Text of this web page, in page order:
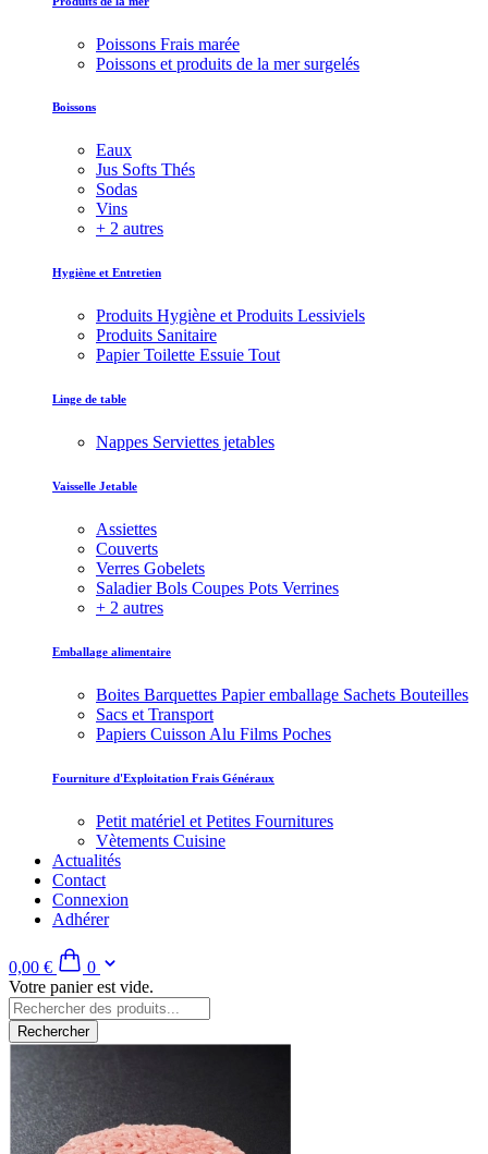
Poissons Frais marée
Poissons et produits de la mer surgelés
Boissons
Eaux
Jus Softs Thés
Sodas
Vins
+ 2 autres
Hygiène et Entretien
Produits Hygiène et Produits Lessiviels
Produits Sanitaire
Papier Toilette Essuie Tout
Linge de table
Nappes Serviettes jetables
Vaisselle Jetable
Assiettes
Couverts
Verres Gobelets
Saladier Bols Coupes Pots Verrines
+ 2 autres
Emballage alimentaire
Boites Barquettes Papier emballage Sachets Bouteilles
Sacs et Transport
Papiers Cuisson Alu Films Poches
Fourniture d'Exploitation Frais Généraux
Petit matériel et Petites Fournitures
Vètements Cuisine
Actualités
Contact
Connexion
Adhérer
0,00 €
0
Votre panier est vide.
Rechercher